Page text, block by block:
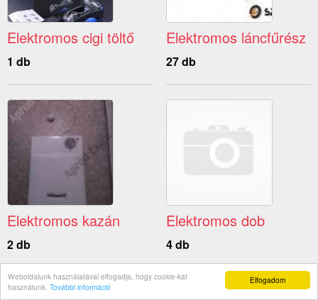
Elfogadom
Weboldalunk használatával elfogadja, hogy cookie-kat
használunk. További információ
Elektromos cigi töltő
1 db
Elektromos láncfűrész
27 db
Elektromos kazán
2 db
Elektromos dob
4 db